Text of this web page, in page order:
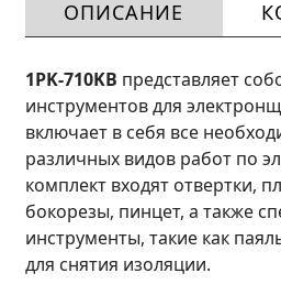
ОПИСАНИЕ
1PK-710KB представляет
инструментов для
включает в себя все
различных видов работ по
комплект входят отвертки,
бокорезы, пинцет, а также
инструменты, такие как
для снятия изоляции.